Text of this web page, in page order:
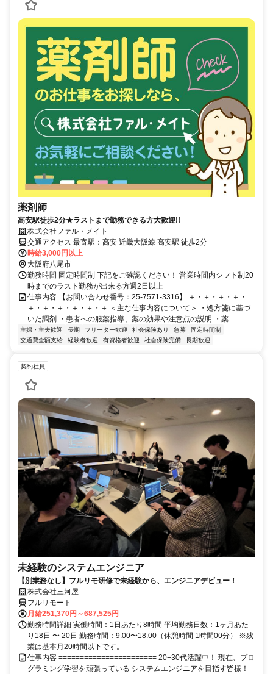
薬剤師
高安駅徒歩2分★ラストまで勤務できる方大歓迎!!
株式会社ファル・メイト
交通アクセス 最寄駅：高安 近畿大阪線 高安駅 徒歩2分
時給3,000円以上
大阪府八尾市
勤務時間 固定時間制 下記をご確認ください！ 営業時間内シフト制20
時までのラスト勤務が出来る方週2日以上
仕事内容 【お問い合わせ番号：25-7571-3316】 ＋・＋・＋・＋・
＋・＋・＋・＋・＋・＋ ＜主な仕事内容について＞ ・処方箋に基づ
いた調剤 ・患者への服薬指導、薬の効果や注意点の説明 ・薬...
主婦・主夫歓迎 長期 フリーター歓迎 社会保険あり 急募
固定時間制
交通費全額支給
経験者歓迎 有資格者歓迎 社会保険完備 長期歓迎
契約社員
未経験のシステムエンジニア
【別業務なし】フルリモ研修で未経験から、エンジニアデビュー！
株式会社三河屋
フルリモート
月給251,370円～687,525円
勤務時間詳細 実働時間：1日あたり8時間 平均勤務日数：1ヶ月あた
り18日 〜 20日 勤務時間：9:00〜18:00（休憩時間 1時間00分） ※残
業は基本月20時間以下です。
仕事内容 ======================= 20−30代活躍中！ 現在、プロ
グラミング学習を頑張っている システムエンジニアを目指す皆様！